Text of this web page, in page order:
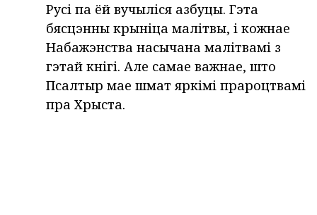
Русі па ёй вучыліся азбуцы. Гэта
бясцэнны крыніца малітвы, і кожнае
Набажэнства насычана малітвамі з
гэтай кнігі. Але самае важнае, што
Псалтыр мае шмат яркімі прароцтвамі
пра Хрыста.